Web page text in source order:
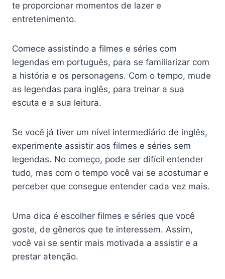
te proporcionar momentos de lazer e
entretenimento.
Comece assistindo a filmes e séries com
legendas em português, para se familiarizar com
a história e os personagens. Com o tempo, mude
as legendas para inglês, para treinar a sua
escuta e a sua leitura.
Se você já tiver um nível intermediário de inglês,
experimente assistir aos filmes e séries sem
legendas. No começo, pode ser difícil entender
tudo, mas com o tempo você vai se acostumar e
perceber que consegue entender cada vez mais.
Uma dica é escolher filmes e séries que você
goste, de gêneros que te interessem. Assim,
você vai se sentir mais motivada a assistir e a
prestar atenção.